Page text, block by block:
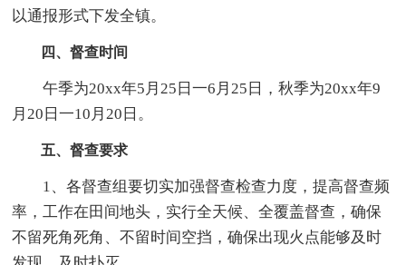
以通报形式下发全镇。
四、督查时间
午季为20xx年5月25日一6月25日，秋季为20xx年9
月20日一10月20日。
五、督查要求
1、各督查组要切实加强督查检查力度，提高督查频
率，工作在田间地头，实行全天候、全覆盖督查，确保
不留死角死角、不留时间空挡，确保出现火点能够及时